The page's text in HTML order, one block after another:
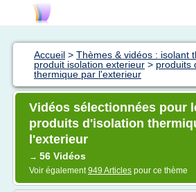
Accueil > Thèmes & vidéos : isolant
produit isolation exterieur > produits
thermique par l'exterieur
Vidéos sélectionnées pour
produits d'isolation
l'exterieur
→ 56 Vidéos
Voir également949 Articles pour ce thème